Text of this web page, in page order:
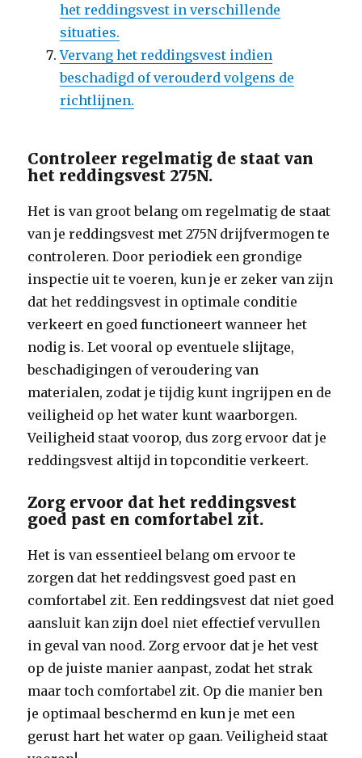
het reddingsvest in verschillende
situaties.
Vervang het reddingsvest indien
beschadigd of verouderd volgens de
richtlijnen.
Controleer regelmatig de staat van
het reddingsvest 275N.
Het is van groot belang om regelmatig de staat
van je reddingsvest met 275N drijfvermogen te
controleren. Door periodiek een grondige
inspectie uit te voeren, kun je er zeker van zijn
dat het reddingsvest in optimale conditie
verkeert en goed functioneert wanneer het
nodig is. Let vooral op eventuele slijtage,
beschadigingen of veroudering van
materialen, zodat je tijdig kunt ingrijpen en de
veiligheid op het water kunt waarborgen.
Veiligheid staat voorop, dus zorg ervoor dat je
reddingsvest altijd in topconditie verkeert.
Zorg ervoor dat het reddingsvest
goed past en comfortabel zit.
Het is van essentieel belang om ervoor te
zorgen dat het reddingsvest goed past en
comfortabel zit. Een reddingsvest dat niet goed
aansluit kan zijn doel niet effectief vervullen
in geval van nood. Zorg ervoor dat je het vest
op de juiste manier aanpast, zodat het strak
maar toch comfortabel zit. Op die manier ben
je optimaal beschermd en kun je met een
gerust hart het water op gaan. Veiligheid staat